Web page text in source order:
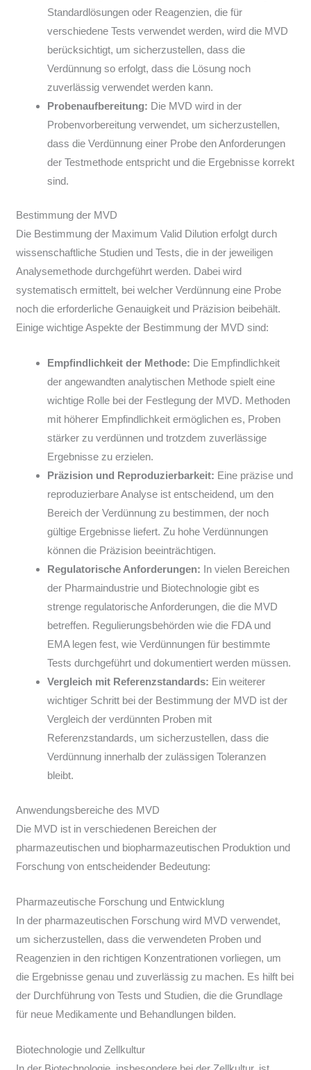
Standardlösungen oder Reagenzien, die für
verschiedene Tests verwendet werden, wird die MVD
berücksichtigt, um sicherzustellen, dass die
Verdünnung so erfolgt, dass die Lösung noch
zuverlässig verwendet werden kann.
Probenaufbereitung: Die MVD wird in der
Probenvorbereitung verwendet, um sicherzustellen,
dass die Verdünnung einer Probe den Anforderungen
der Testmethode entspricht und die Ergebnisse korrekt
sind.
Bestimmung der MVD
Die Bestimmung der Maximum Valid Dilution erfolgt durch
wissenschaftliche Studien und Tests, die in der jeweiligen
Analysemethode durchgeführt werden. Dabei wird
systematisch ermittelt, bei welcher Verdünnung eine Probe
noch die erforderliche Genauigkeit und Präzision beibehält.
Einige wichtige Aspekte der Bestimmung der MVD sind:
Empfindlichkeit der Methode: Die Empfindlichkeit
der angewandten analytischen Methode spielt eine
wichtige Rolle bei der Festlegung der MVD. Methoden
mit höherer Empfindlichkeit ermöglichen es, Proben
stärker zu verdünnen und trotzdem zuverlässige
Ergebnisse zu erzielen.
Präzision und Reproduzierbarkeit: Eine präzise und
reproduzierbare Analyse ist entscheidend, um den
Bereich der Verdünnung zu bestimmen, der noch
gültige Ergebnisse liefert. Zu hohe Verdünnungen
können die Präzision beeinträchtigen.
Regulatorische Anforderungen: In vielen Bereichen
der Pharmaindustrie und Biotechnologie gibt es
strenge regulatorische Anforderungen, die die MVD
betreffen. Regulierungsbehörden wie die FDA und
EMA legen fest, wie Verdünnungen für bestimmte
Tests durchgeführt und dokumentiert werden müssen.
Vergleich mit Referenzstandards: Ein weiterer
wichtiger Schritt bei der Bestimmung der MVD ist der
Vergleich der verdünnten Proben mit
Referenzstandards, um sicherzustellen, dass die
Verdünnung innerhalb der zulässigen Toleranzen
bleibt.
Anwendungsbereiche des MVD
Die MVD ist in verschiedenen Bereichen der
pharmazeutischen und biopharmazeutischen Produktion und
Forschung von entscheidender Bedeutung:
Pharmazeutische Forschung und Entwicklung
In der pharmazeutischen Forschung wird MVD verwendet,
um sicherzustellen, dass die verwendeten Proben und
Reagenzien in den richtigen Konzentrationen vorliegen, um
die Ergebnisse genau und zuverlässig zu machen. Es hilft bei
der Durchführung von Tests und Studien, die die Grundlage
für neue Medikamente und Behandlungen bilden.
Biotechnologie und Zellkultur